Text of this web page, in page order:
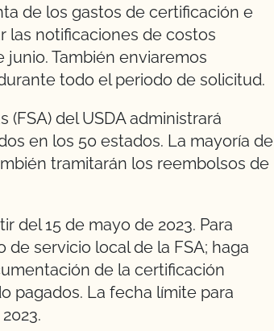
de los gastos de certificación e
las notificaciones de costos
También enviaremos
todo el periodo de solicitud.
(FSA) del USDA administrará
en los 50 estados. La mayoría de
tramitarán los reembolsos de
del 15 de mayo de 2023. Para
servicio local de la FSA; haga
de la certificación
pagados. La fecha límite para